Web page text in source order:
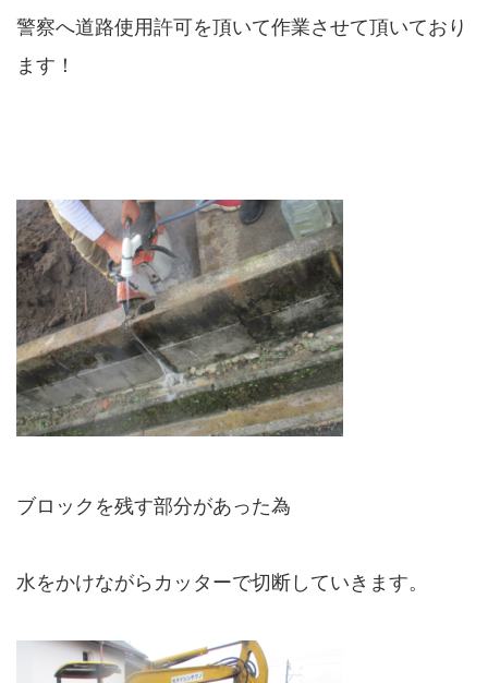
警察へ道路使用許可を頂いて作業させて頂いており
ます！
ブロックを残す部分があった為
水をかけながらカッターで切断していきます。